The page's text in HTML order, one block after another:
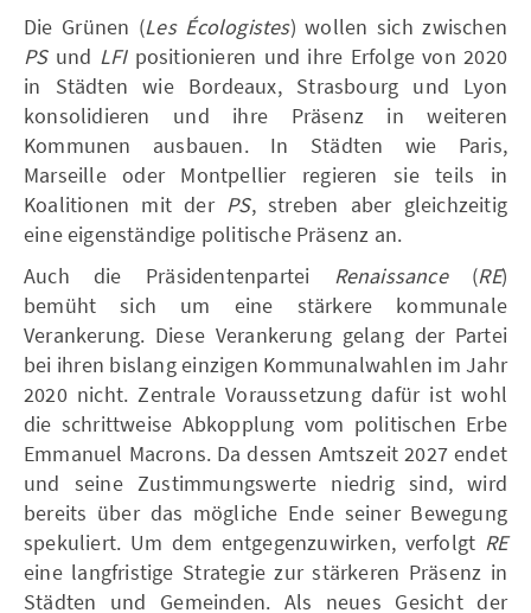
Die Grünen (Les Écologistes) wollen sich zwischen
PSund LFIpositionieren und ihre Erfolge von 2020
in Städten wie Bordeaux, Strasbourg und Lyon
konsolidieren und ihre Präsenz in weiteren
Kommunen ausbauen. In Städten wie Paris,
Marseille oder Montpellier regieren sie teils in
Koalitionen mit der PS, streben aber gleichzeitig
eine eigenständige politische Präsenz an.
Auch die Präsidentenpartei Renaissance(RE)
bemüht sich um eine stärkere kommunale
Verankerung. Diese Verankerung gelang der Partei
bei ihren bislang einzigen Kommunalwahlen im Jahr
2020 nicht. Zentrale Voraussetzung dafür ist wohl
die schrittweise Abkopplung vom politischen Erbe
Emmanuel Macrons. Da dessen Amtszeit 2027 endet
und seine Zustimmungswerte niedrig sind, wird
bereits über das mögliche Ende seiner Bewegung
spekuliert. Um dem entgegenzuwirken, verfolgt RE
eine langfristige Strategie zur stärkeren Präsenz in
Städten und Gemeinden. Als neues Gesicht der